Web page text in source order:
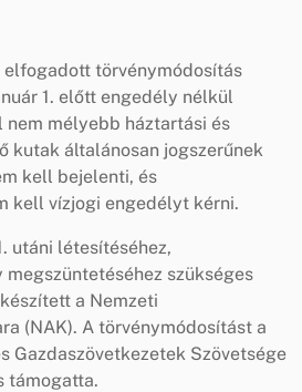
törvénymódosítás
1. előtt engedély nélkül
mélyebb háztartási és
kutak általánosan jogszerűnek
kell bejelenti, és
kell vízjogi engedélyt kérni.
utáni létesítéséhez,
megszüntetéséhez szükséges
a Nemzeti
(NAK). A törvénymódosítást a
Gazdaszövetkezetek Szövetsége
támogatta.